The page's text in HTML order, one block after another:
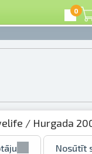
0
/ Hurgada
Nosūtīt